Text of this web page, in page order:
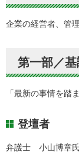
企業の経営者、管
第一部／
「最新の事情を踏
登壇者
弁護士 小山博章氏